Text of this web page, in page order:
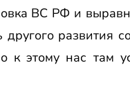
ВС РФ и
развития
этому нас там